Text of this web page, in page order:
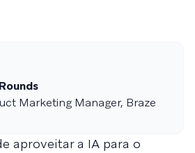
Marketing Manager, Braze
aproveitar a IA para o